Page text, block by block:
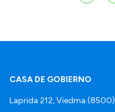
CASA DE GOBIERNO
Laprida 212, Viedma (8500)